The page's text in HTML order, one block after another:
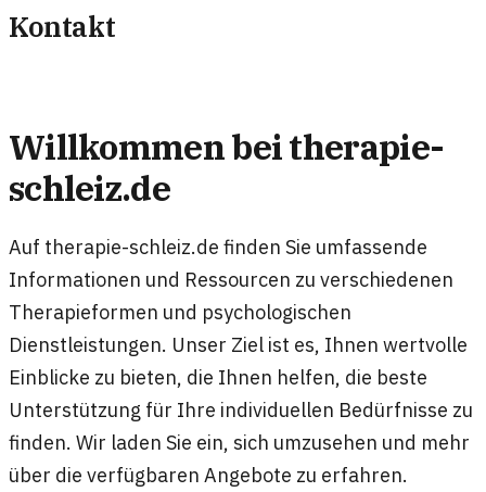
Kontakt
Willkommen bei therapie-
schleiz.de
Auf therapie-schleiz.de finden Sie umfassende
Informationen und Ressourcen zu verschiedenen
Therapieformen und psychologischen
Dienstleistungen. Unser Ziel ist es, Ihnen wertvolle
Einblicke zu bieten, die Ihnen helfen, die beste
Unterstützung für Ihre individuellen Bedürfnisse zu
finden. Wir laden Sie ein, sich umzusehen und mehr
über die verfügbaren Angebote zu erfahren.